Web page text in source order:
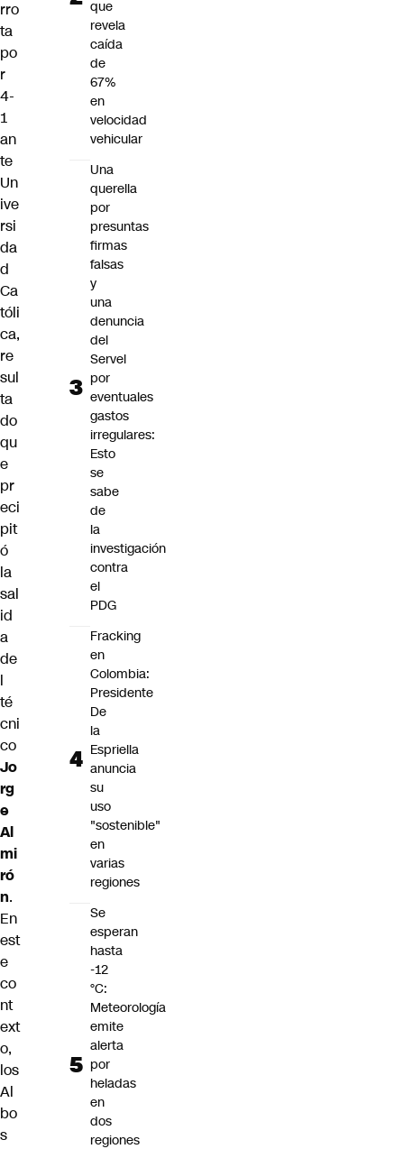
rro
ta
po
r
4-
1
an
te
Un
ive
rsi
da
d
Ca
tóli
ca,
re
sul
ta
do
qu
e
pr
eci
pit
ó
la
sal
id
a
de
l
té
cni
co
Jo
rg
e
Al
mi
ró
n.
En
est
e
co
nt
ext
o,
los
Al
bo
s
que
revela
caída
de
67%
en
velocidad
vehicular
Una
querella
por
presuntas
firmas
falsas
y
una
denuncia
del
Servel
por
eventuales
gastos
irregulares:
Esto
se
sabe
de
la
investigación
contra
el
PDG
Fracking
en
Colombia:
Presidente
De
la
Espriella
anuncia
su
uso
"sostenible"
en
varias
regiones
Se
esperan
hasta
-12
°C:
Meteorología
emite
alerta
por
heladas
en
dos
regiones